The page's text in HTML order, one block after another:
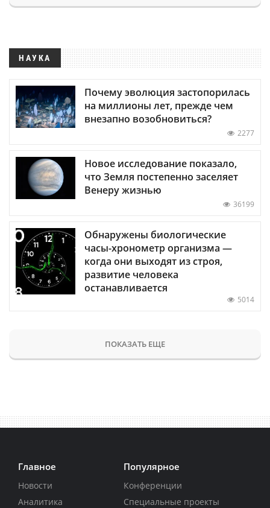
НАУКА
Почему эволюция застопорилась
на миллионы лет, прежде чем
внезапно возобновиться?
2277
Новое исследование показало,
что Земля постепенно заселяет
Венеру жизнью
36199
Обнаружены биологические
часы-хронометр организма —
когда они выходят из строя,
развитие человека
останавливается
5014
ПОКАЗАТЬ ЕЩЕ
Главное
Новости
Аналитика
Популярное
Конференции
Специальные проекты